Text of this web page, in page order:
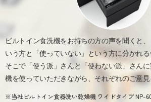
ビルトイン食洗機をお持ちの方の声を聞くと
いう方と
「使っていない」という方に分かれる
そこで「使う派」さんと「使わない派」さんに
機を使っていただきながら、それぞれのご意
※当社ビルトイン食器洗い乾燥機 ワイドタイプ NP-